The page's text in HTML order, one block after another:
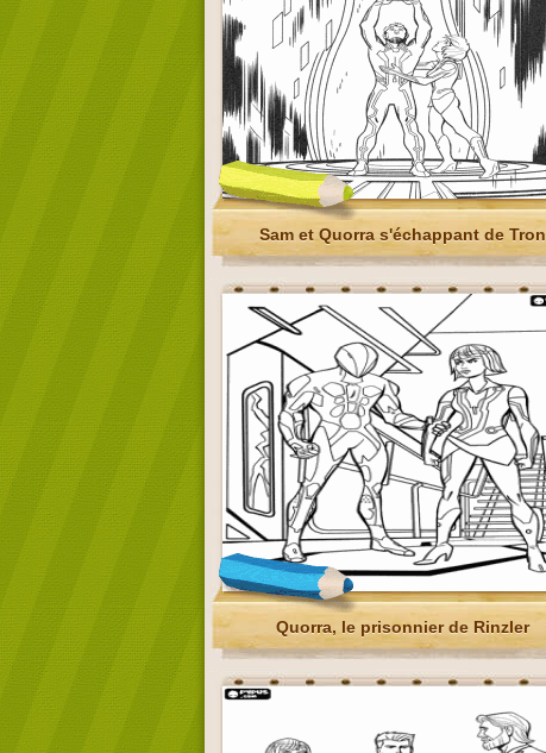
Sam et Quorra s'échappant de Tron
Quorra, le prisonnier de Rinzler